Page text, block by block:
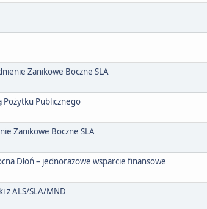
Zanikowe Boczne SLA
Pożytku Publicznego
Zanikowe Boczne SLA
Dłoń – jednorazowe wsparcie finansowe
z ALS/SLA/MND